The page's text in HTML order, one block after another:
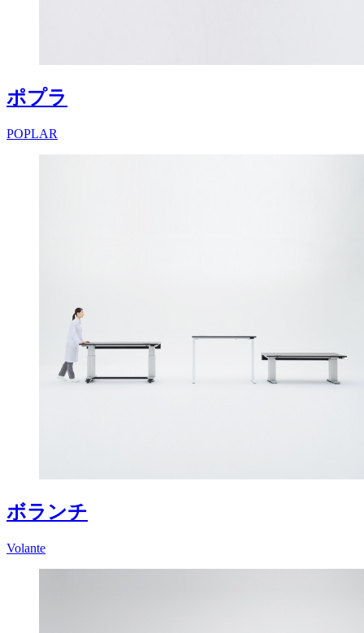
ポプラ
POPLAR
ボランチ
Volante